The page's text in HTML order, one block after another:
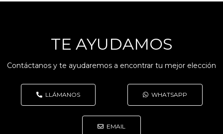
TE AYUDAMOS
Contáctanos y te ayudaremos a encontrar tu mejor elección
LLÁMANOS WHATSAPP
EMAIL